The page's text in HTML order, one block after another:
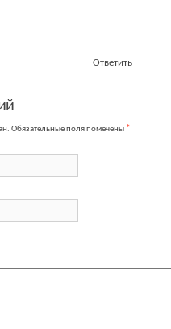
Ответить
Обязательные поля помечены *